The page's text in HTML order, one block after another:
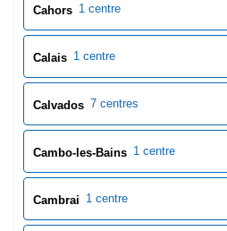
Cahors 1 centre
Calais 1 centre
Calvados 7 centres
Cambo-les-Bains 1 centre
Cambrai 1 centre